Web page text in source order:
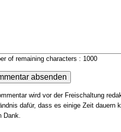
of remaining characters : 1000
wird vor der Freischaltung
dafür, dass es einige Zeit
Dank.